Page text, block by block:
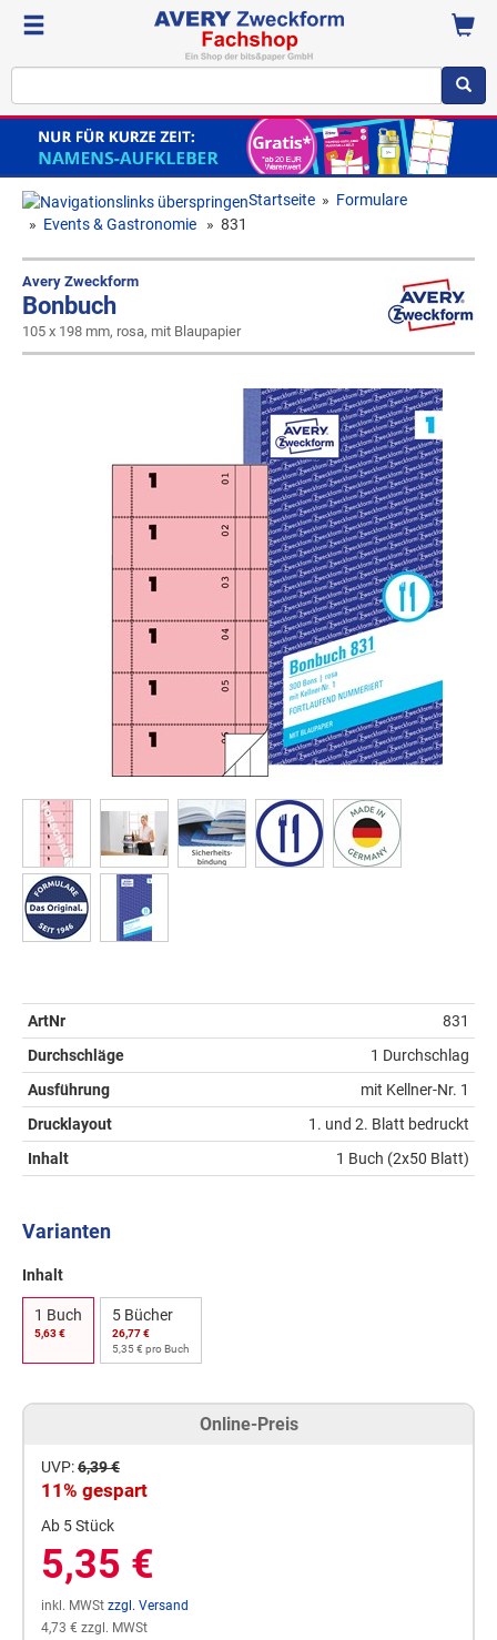
Startseite » Formulare
» Events & Gastronomie » 831
Avery Zweckform
Bonbuch
105 x 198 mm, rosa, mit Blaupapier
ArtNr
831
Durchschläge
1 Durchschlag
Ausführung
mit Kellner-Nr. 1
Drucklayout
1. und 2. Blatt bedruckt
Inhalt
1 Buch (2x50 Blatt)
Varianten
Inhalt
1 Buch
5,63 €
5 Bücher
26,77 €
5,35 € pro Buch
Online-Preis
UVP:6,39 €
11% gespart
Ab 5 Stück
5,35 €
inkl. MWSt zzgl. Versand
4,73 € zzgl. MWSt